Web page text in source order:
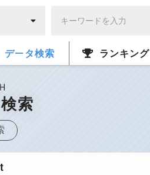
データ検索 ランキング
索